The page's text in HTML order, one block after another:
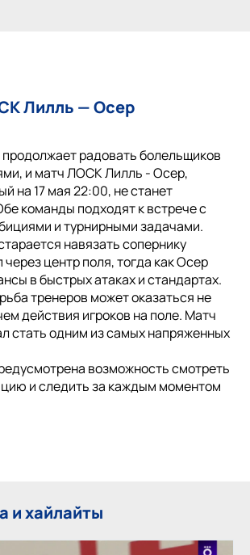
Лилль — Осер
радовать болельщиков
и матч ЛОСК Лилль - Осер,
на 17 мая 22:00, не станет
команды подходят к встрече с
и турнирными задачами.
навязать сопернику
через центр поля, тогда как Осер
в быстрых атаках и стандартах.
тренеров может оказаться не
действия игроков на поле. Матч
стать одним из самых напряженных
возможность смотреть
и следить за каждым моментом
и хайлайты